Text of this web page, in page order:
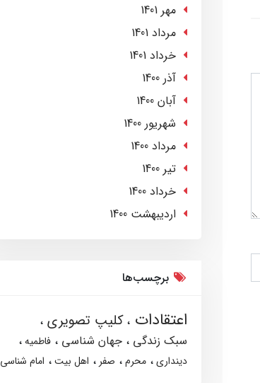
مهر 1401
مرداد 1401
خرداد 1401
آذر 1400
آبان 1400
شهریور 1400
مرداد 1400
تير 1400
خرداد 1400
ارديبهشت 1400
برچسب‌ها
اعتقادات کلیپ تصویری
سبک زندگی جهان شناسی
فاطمیه
دینداری
محرم صفر اهل بیت امام شناسی